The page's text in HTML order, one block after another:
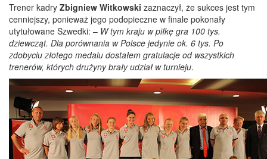
Trener kadry Zbigniew Witkowski zaznaczył, że sukces jest tym
cenniejszy, ponieważ jego podopieczne w finale pokonały
utytułowane Szwedki: – W tym kraju w piłkę gra 100 tys.
dziewcząt. Dla porównania w Polsce jedynie ok. 6 tys. Po
zdobyciu złotego medalu dostałem gratulacje od wszystkich
trenerów, których drużyny brały udział w turnieju.